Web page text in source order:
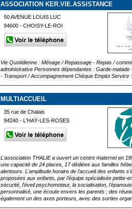
ASSOCIATION KER.VIE.ASSISTANCE
50 AVENUE LOUIS LUC
94600 - CHOISY-LE-ROI
Vie Quotidienne : Ménage / Repassage - Repas /
administrative Personnes dépendantes : Garde-
- Transport / Accompagnement Chèque Emploi Service
MULTIACCUEIL
35 rue de Chalais
94240 - L'HAŸ-LES-ROSES
L'association THALIE a ouvert un centre maternel en
une capacité de 24 places, 17 dédiées aux familles
alentours. L'amplitude horaire de l'accueil des enfants
proposées aux enfants, par l'équipe spécialisée petite-
sécurité, l'éveil psychomoteur, la socialisation,
personnalisé, une écoute envers les parents ; des
également un des axes porteurs, avec des sorties